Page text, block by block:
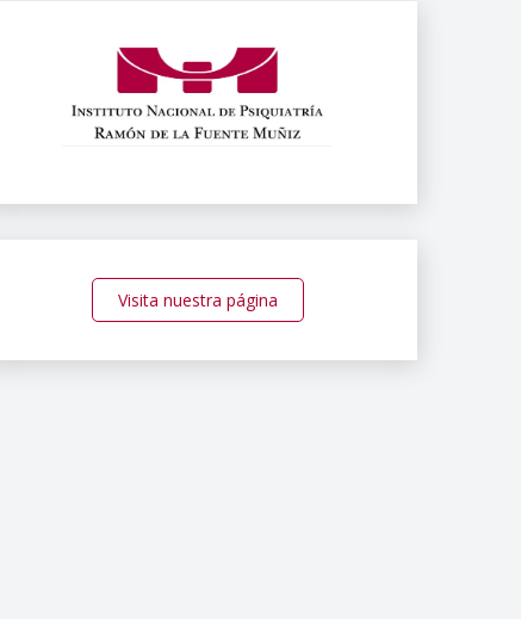
Visita nuestra página